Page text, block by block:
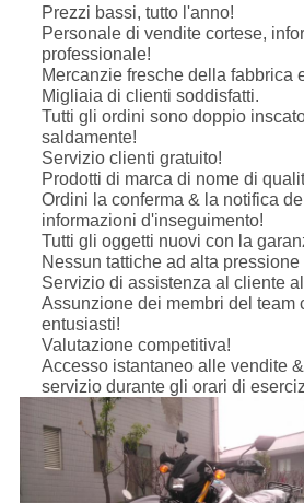
Prezzi bassi, tutto l'anno!
Personale di vendite cortese,
professionale!
Mercanzie fresche della fabbrica
Migliaia di clienti soddisfatti.
Tutti gli ordini sono doppio
saldamente!
Servizio clienti gratuito!
Prodotti di marca di nome di
Ordini la conferma & la notifica
informazioni d'inseguimento!
Tutti gli oggetti nuovi con la
Nessun tattiche ad alta pressione
Servizio di assistenza al cliente
Assunzione dei membri del team
entusiasti!
Valutazione competitiva!
Accesso istantaneo alle vendite
servizio durante gli orari di